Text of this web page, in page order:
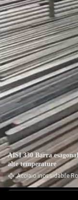
AISI 330 Barra
alte temperature
Acciaio inossidabile